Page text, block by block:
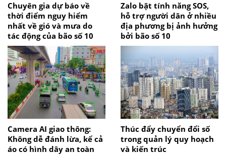
Chuyên gia dự báo về
thời điểm nguy hiểm
nhất về gió và mưa do
tác động của bão số 10
Zalo bật tính năng SOS,
hỗ trợ người dân ở nhiều
địa phương bị ảnh hưởng
bởi bão số 10
Camera AI giao thông:
Không dễ đánh lừa, kể cả
áo có hình dây an toàn
Thúc đẩy chuyển đổi số
trong quản lý quy hoạch
và kiến trúc